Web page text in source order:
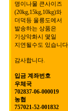
명이나물 큰사이즈
(20kg,15kg,10kg)와
더덕등 울릉도에서
발송하는 상품은
기상악화시 몇일
지연될수도 있습니
감사합니다.
입금 계좌번호
우체국
702837-06-000019
농협
757021-52-001832